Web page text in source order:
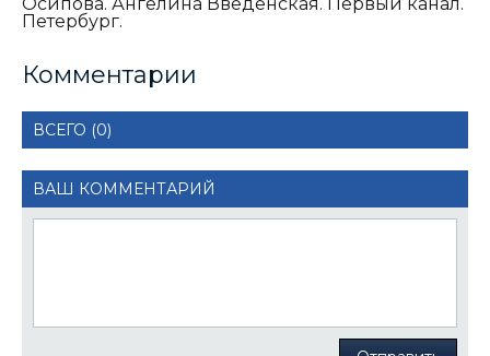
Петербург.
Комментарии
ВСЕГО (0)
ВАШ КОММЕНТАРИЙ